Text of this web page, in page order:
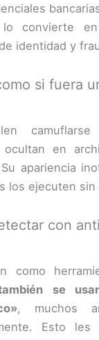
lo convierte
identidad y
si fuera
en
apariencia
los ejecuten sin
con
como
se
, muchos
Esto